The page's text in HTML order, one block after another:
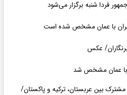
فردا شنبه برگزار می‌شود
با عمان مشخص شده است
عکس
با عمان مشخص شد
مشترک بین عربستان، ترکیه و پاکستان/